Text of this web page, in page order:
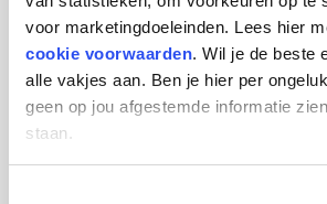
voor marketingdoeleinden. Lees hier
cookie voorwaarden. Wil je de beste
alle vakjes aan. Ben je hier per
geen op jou afgestemde informatie
staan.
32u p.w.
Administratief